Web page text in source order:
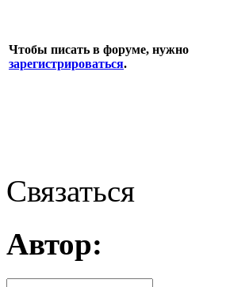
Чтобы писать в форуме, нужно
зарегистрироваться.
Связаться
Автор: